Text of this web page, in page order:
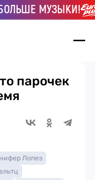
МУЗЫКИ!
парочек
Лопез